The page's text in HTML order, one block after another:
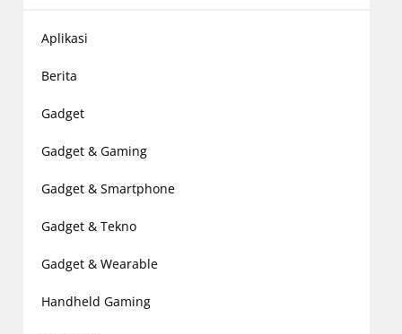
Aplikasi
Berita
Gadget
Gadget & Gaming
Gadget & Smartphone
Gadget & Tekno
Gadget & Wearable
Handheld Gaming